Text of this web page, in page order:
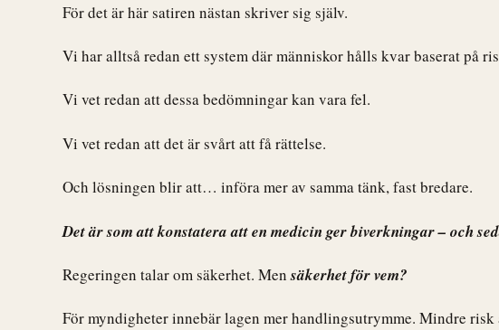
För det är här satiren nästan skriver sig själv.
Vi har alltså redan ett system där människor hålls kvar baserat på
Vi vet redan att dessa bedömningar kan vara fel.
Vi vet redan att det är svårt att få rättelse.
Och lösningen blir att… införa mer av samma tänk, fast bredare.
Det är som att konstatera att en medicin ger biverkningar – och
Regeringen talar om säkerhet. Mensäkerhet för vem?
För myndigheter innebär lagen mer handlingsutrymme. Mindre risk